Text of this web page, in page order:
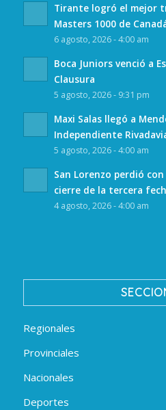
Tirante logró el mejor
Masters 1000 de
6 agosto, 2026 - 4:00 am
Boca Juniors venció a
Clausura
5 agosto, 2026 - 9:31 pm
Maxi Salas llegó a
Independiente
5 agosto, 2026 - 4:00 am
San Lorenzo perdió
cierre de la tercera
4 agosto, 2026 - 4:00 am
Regionales
Provinciales
Nacionales
Deportes